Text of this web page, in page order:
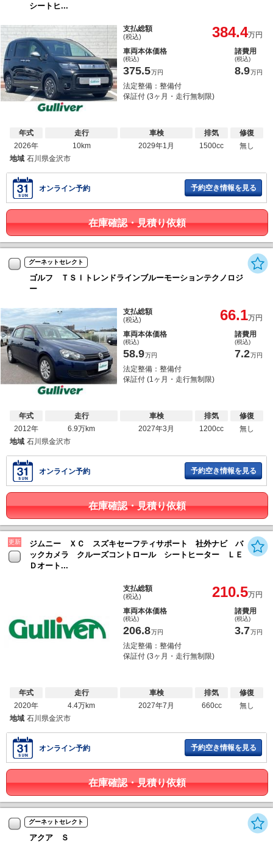
シートヒ...
支払総額
(税込) 384.4万円
車両本体価格
(税込)
375.5万円
諸費用
(税込)
8.9万円
法定整備：整備付
保証付 (3ヶ月・走行無制限)
年式
2026年
走行
10km
車検
2029年1月
排気
1500cc
修復
無し
地域 石川県金沢市
オンライン予約 予約空き情報を見る
在庫確認・見積り依頼
グーネットセレクト
ゴルフ ＴＳＩトレンドラインブルーモーションテクノロジ
ー
支払総額
(税込) 66.1万円
車両本体価格
(税込)
58.9万円
諸費用
(税込)
7.2万円
法定整備：整備付
保証付 (1ヶ月・走行無制限)
年式
2012年
走行
6.9万km
車検
2027年3月
排気
1200cc
修復
無し
地域 石川県金沢市
オンライン予約 予約空き情報を見る
在庫確認・見積り依頼
更新
ジムニー ＸＣ スズキセーフティサポート 社外ナビ バ
ックカメラ クルーズコントロール シートヒーター ＬＥ
Ｄオート...
支払総額
(税込) 210.5万円
車両本体価格
(税込)
206.8万円
諸費用
(税込)
3.7万円
法定整備：整備付
保証付 (3ヶ月・走行無制限)
年式
2020年
走行
4.4万km
車検
2027年7月
排気
660cc
修復
無し
地域 石川県金沢市
オンライン予約 予約空き情報を見る
在庫確認・見積り依頼
グーネットセレクト
アクア Ｓ